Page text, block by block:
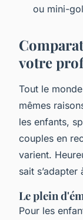
ou mini-
votre
Tout le
mêmes
les enfants,
couples en
varient.
sait
Le plein
Pour les